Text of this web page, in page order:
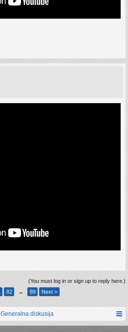
(You must log in or sign up to reply here.)
82 → 89 Next >
Generalna diskusija